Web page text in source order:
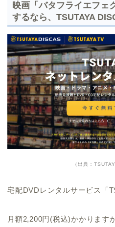
映画「バタフライエフェ
するなら、TSUTAYA
（出典：
宅配DVDレンタルサービス「
月額2,200円(税込)かかります